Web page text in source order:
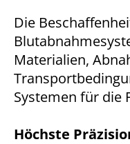
Die
Materialien,
Systemen für die
Höchste
Cookie Laufzeit:
1 Jahr
STATISTIK
Diese